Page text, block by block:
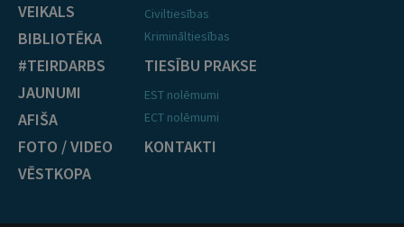
VEIKALS
BIBLIOTĒKA
#TEIRDARBS
JAUNUMI
AFIŠA
FOTO / VIDEO
VĒSTKOPA
Civiltiesības
Krimināltiesības
TIESĪBU PRAKSE
EST nolēmumi
ECT nolēmumi
KONTAKTI